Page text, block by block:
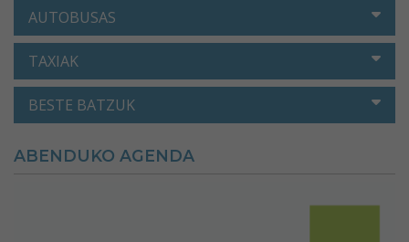
AUTOBUSAS
TAXIAK
BESTE BATZUK
ABENDUKO AGENDA